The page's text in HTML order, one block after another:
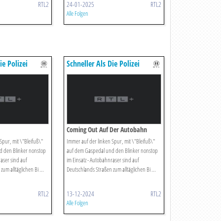
RTL2 24-01-2025 RTL2
Alle Folgen
Polizei
mit \"Bleifuß\"
den Blinker nonstop
sind auf
alltäglichen Bi ...
RTL2
Schneller Als Die Polizei
Erlaubt
Coming Out Auf Der Autobahn
Immer auf der linken Spur, mit \"Bleifuß\"
auf dem Gaspedal und den Blinker nonstop
im Einsatz - Autobahnraser sind auf
Deutschlands Straßen zum alltäglichen Bi ...
13-12-2024 RTL2
Alle Folgen